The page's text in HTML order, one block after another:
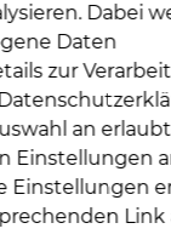
+49 531 595
+49 531 535
E-Mail
Dabei
Daten
zur
an
Einstellungen
Einstellungen
Link